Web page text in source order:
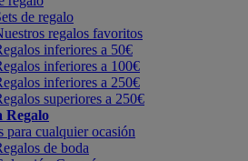
de regalo
regalos favoritos
inferiores a 50€
inferiores a 100€
inferiores a 250€
superiores a 250€
Regalo
para cualquier ocasión
de boda